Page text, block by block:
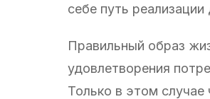
себе путь
Правильный образ
удовлетворения
Только в этом случае